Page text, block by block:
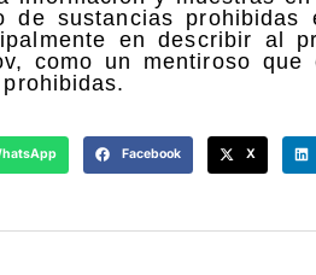
de sustancias prohibidas
en describir al
como un mentiroso
Facebook X